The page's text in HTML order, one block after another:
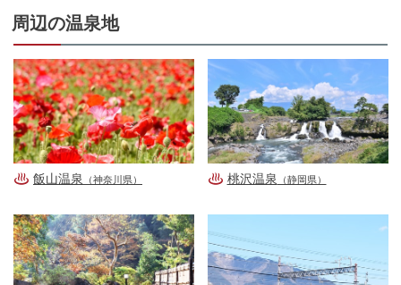
周辺の温泉地
飯山温泉 （神奈川県） 桃沢温泉 （静岡県）